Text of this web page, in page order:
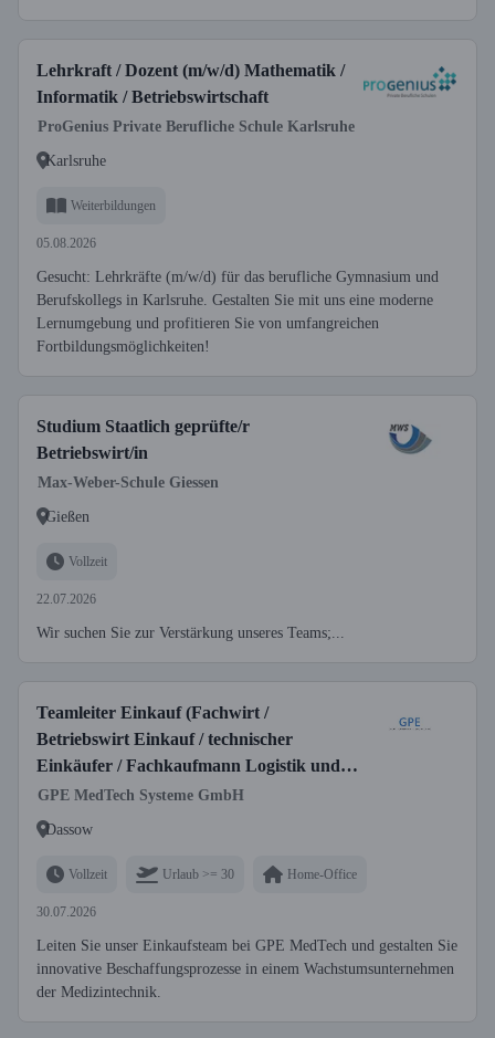
Lehrkraft / Dozent (m/w/d) Mathematik /
Informatik / Betriebswirtschaft
ProGenius Private Berufliche Schule Karlsruhe
Karlsruhe
Weiterbildungen
05.08.2026
Gesucht: Lehrkräfte (m/w/d) für das berufliche Gymnasium und
Berufskollegs in Karlsruhe. Gestalten Sie mit uns eine moderne
Lernumgebung und profitieren Sie von umfangreichen
Fortbildungsmöglichkeiten!
Studium Staatlich geprüfte/r
Betriebswirt/in
Max-Weber-Schule Giessen
Gießen
Vollzeit
22.07.2026
Wir suchen Sie zur Verstärkung unseres Teams;...
Teamleiter Einkauf (Fachwirt /
Betriebswirt Einkauf / technischer
Einkäufer / Fachkaufmann Logistik und
Einkauf o.Ä.) (m/w/d)
GPE MedTech Systeme GmbH
Dassow
Vollzeit Urlaub >= 30 Home-Office
30.07.2026
Leiten Sie unser Einkaufsteam bei GPE MedTech und gestalten Sie
innovative Beschaffungsprozesse in einem Wachstumsunternehmen
der Medizintechnik.